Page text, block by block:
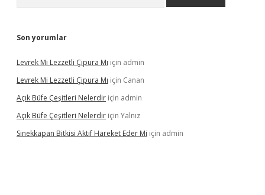
Son yorumlar
Levrek Mi Lezzetli Çipura Mı için admin
Levrek Mi Lezzetli Çipura Mı için Canan
Açık Büfe Çeşitleri Nelerdir için admin
Açık Büfe Çeşitleri Nelerdir için Yalnız
Sinekkapan Bitkisi Aktif Hareket Eder Mi için admin